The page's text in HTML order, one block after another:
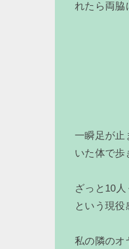
れたら両脇
一瞬足が止
いた体で歩
ざっと10
という現役
私の隣のオ